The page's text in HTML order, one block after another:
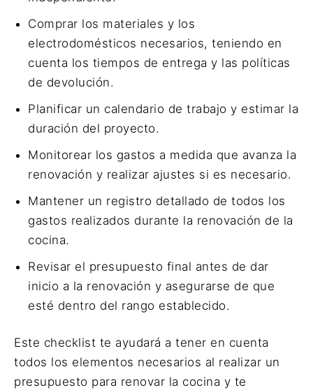
Comprar los materiales y los
electrodomésticos necesarios, teniendo en
cuenta los tiempos de entrega y las políticas
de devolución.
Planificar un calendario de trabajo y estimar la
duración del proyecto.
Monitorear los gastos a medida que avanza la
renovación y realizar ajustes si es necesario.
Mantener un registro detallado de todos los
gastos realizados durante la renovación de la
cocina.
Revisar el presupuesto final antes de dar
inicio a la renovación y asegurarse de que
esté dentro del rango establecido.
Este checklist te ayudará a tener en cuenta
todos los elementos necesarios al realizar un
presupuesto para renovar la cocina y te